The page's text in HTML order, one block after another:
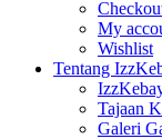
My
Wishlist
Tentang
Tajaan
Galeri